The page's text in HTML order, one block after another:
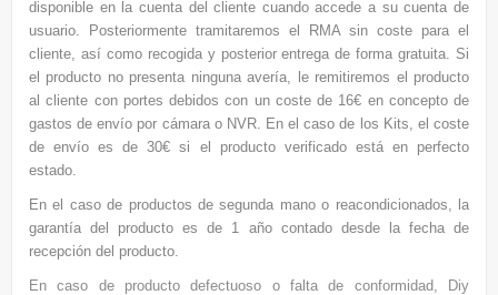
disponible en la cuenta del cliente cuando accede a su cuenta de
usuario. Posteriormente tramitaremos el RMA sin coste para el
cliente, así como recogida y posterior entrega de forma gratuita. Si
el producto no presenta ninguna avería, le remitiremos el producto
al cliente con portes debidos con un coste de 16€ en concepto de
gastos de envío por cámara o NVR. En el caso de los Kits, el coste
de envío es de 30€ si el producto verificado está en perfecto
estado.
En el caso de productos de segunda mano o reacondicionados, la
garantía del producto es de 1 año contado desde la fecha de
recepción del producto.
En caso de producto defectuoso o falta de conformidad, Diy